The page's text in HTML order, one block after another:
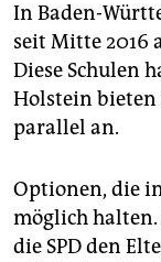
In Baden-
seit Mitte 2016
Diese Schulen
Holstein bieten
parallel an.
Optionen, die
möglich
die SPD den